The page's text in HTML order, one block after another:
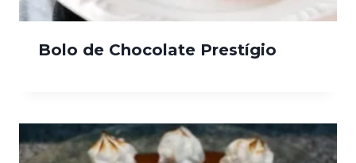
Bolo de Chocolate Prestígio